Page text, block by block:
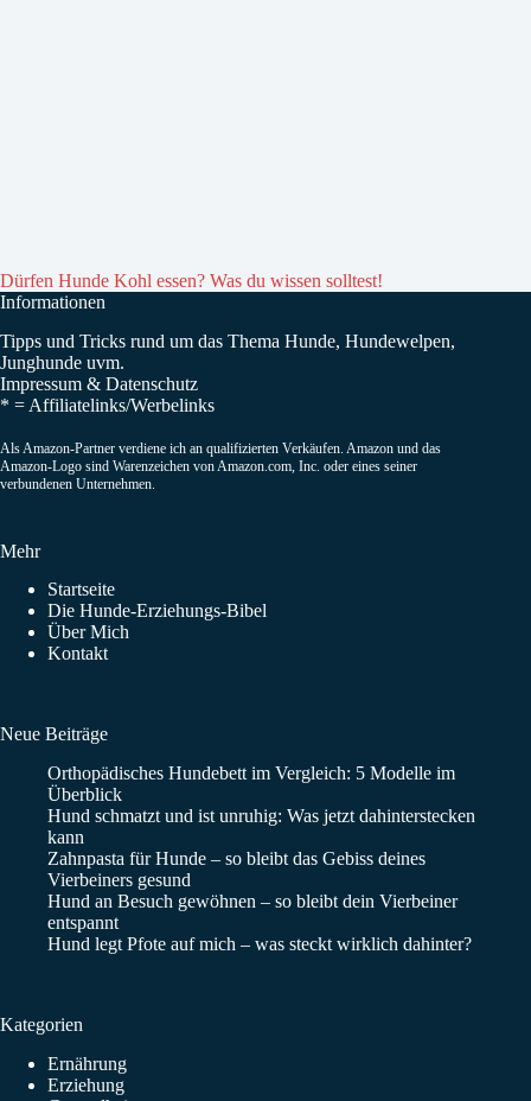
Dürfen Hunde Kohl essen? Was du wissen solltest!
Informationen
Tipps und Tricks rund um das Thema Hunde, Hundewelpen,
Junghunde uvm.
Impressum & Datenschutz
* = Affiliatelinks/Werbelinks
Als Amazon-Partner verdiene ich an qualifizierten Verkäufen. Amazon und das
Amazon-Logo sind Warenzeichen von Amazon.com, Inc. oder eines seiner
verbundenen Unternehmen.
Mehr
Startseite
Die Hunde-Erziehungs-Bibel
Über Mich
Kontakt
Neue Beiträge
Orthopädisches Hundebett im Vergleich: 5 Modelle im
Überblick
Hund schmatzt und ist unruhig: Was jetzt dahinterstecken
kann
Zahnpasta für Hunde – so bleibt das Gebiss deines
Vierbeiners gesund
Hund an Besuch gewöhnen – so bleibt dein Vierbeiner
entspannt
Hund legt Pfote auf mich – was steckt wirklich dahinter?
Kategorien
Ernährung
Erziehung